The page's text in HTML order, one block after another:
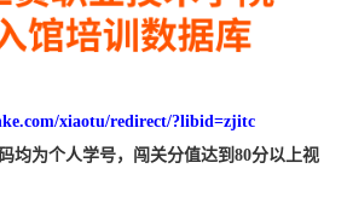
xiaotu/redirect/?libid=zjitc
均为个人学号，闯关分值达到 80分以上视